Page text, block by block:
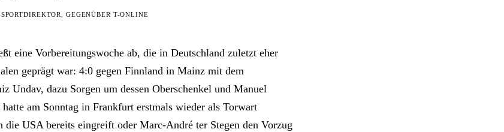
GEGENÜBER T-ONLINE
eine Vorbereitungswoche ab, die in Deutschland zuletzt eher
geprägt war: 4:0 gegen Finnland in Mainz mit dem
Undav, dazu Sorgen um dessen Oberschenkel und Manuel
hatte am Sonntag in Frankfurt erstmals wieder als Torwart
die USA bereits eingreift oder Marc-André ter Stegen den Vorzug